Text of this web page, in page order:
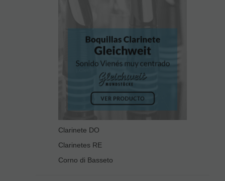
Clarinete DO
Clarinetes RE
Corno di Basseto